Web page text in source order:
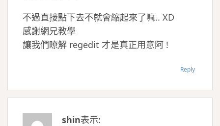
不過直接點下去不就會縮起來了嘛.. XD
感謝網兄教學
讓我們瞭解 regedit 才是真正用意阿 !
Reply
shin表示: